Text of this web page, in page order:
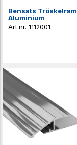
Bensats
Aluminium
1112001